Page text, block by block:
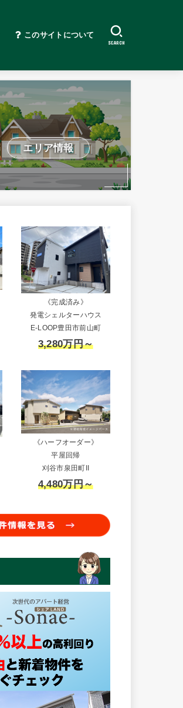
このサイトについて
SEARCH
エリア情報
《完成済み》
発電シェルターハウス
E-LOOP豊田市前山町
3,280万円～
《ハーフオーダー》
平屋回帰
刈谷市泉田町II
4,480万円～